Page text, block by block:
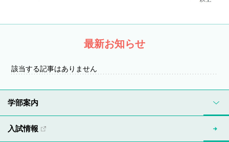
最新お知らせ
該当する記事はありません
学部案内
入試情報